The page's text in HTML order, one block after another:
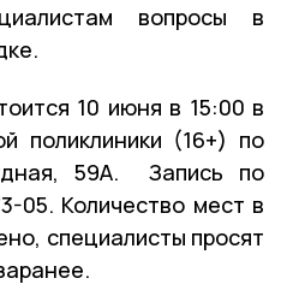
вопросы в
10 июня в 15:00 в
поликлиники (16+) по
59А. Запись по
05. Количество мест в
специалисты просят